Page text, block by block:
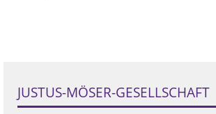
JUSTUS-MÖSER-GESELLSCHAFT